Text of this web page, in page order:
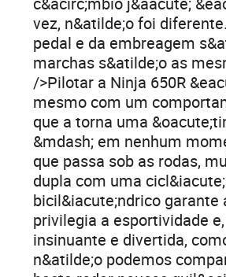
vez, n&atilde;o foi
pedal e da embreagem
marchas s&atilde;o as
/>Pilotar a Ninja 650R
mesmo com um
que a torna uma
&mdash; em nenhum
que passa sob as rodas,
dupla com uma
bicil&iacute;ndrico
privilegia a esportividade
insinuante e divertida,
n&atilde;o podemos